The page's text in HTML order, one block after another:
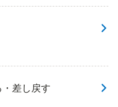
差し戻す